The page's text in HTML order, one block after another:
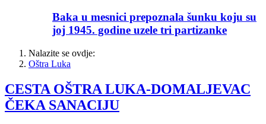
Baka u mesnici prepoznala šunku koju su
joj 1945. godine uzele tri partizanke
Nalazite se ovdje:
Oštra Luka
CESTA OŠTRA LUKA-DOMALJEVAC
ČEKA SANACIJU